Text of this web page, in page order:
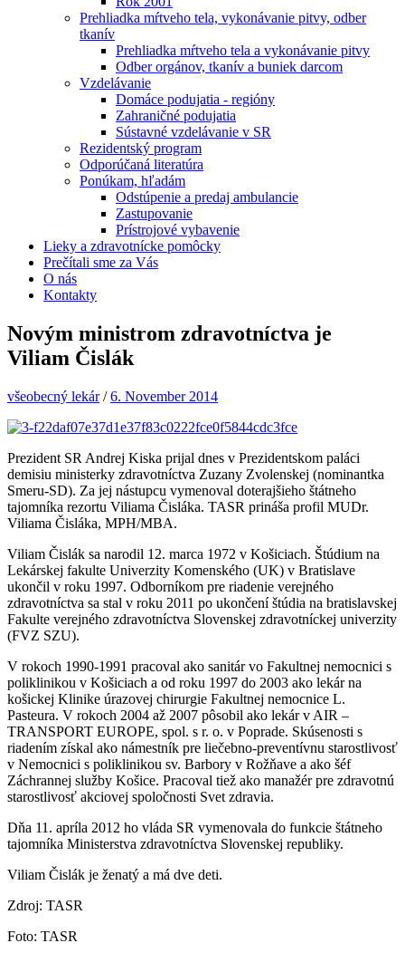
Prehliadka mŕtveho tela, vykonávanie pitvy, odber
tkanív
Prehliadka mŕtveho tela a vykonávanie pitvy
Odber orgánov, tkanív a buniek darcom
Vzdelávanie
Domáce podujatia - regióny
Zahraničné podujatia
Sústavné vzdelávanie v SR
Rezidentský program
Odporúčaná literatúra
Ponúkam, hľadám
Odstúpenie a predaj ambulancie
Zastupovanie
Prístrojové vybavenie
Lieky a zdravotnícke pomôcky
Prečítali sme za Vás
O nás
Kontakty
Novým ministrom zdravotníctva je
Viliam Čislák
všeobecný lekár/6. November 2014
Prezident SR Andrej Kiska prijal dnes v Prezidentskom paláci
demisiu ministerky zdravotníctva Zuzany Zvolenskej (nominantka
Smeru-SD). Za jej nástupcu vymenoval doterajšieho štátneho
tajomníka rezortu Viliama Čisláka. TASR prináša profil MUDr.
Viliama Čisláka, MPH/MBA.
Viliam Čislák sa narodil 12. marca 1972 v Košiciach. Štúdium na
Lekárskej fakulte Univerzity Komenského (UK) v Bratislave
ukončil v roku 1997. Odborníkom pre riadenie verejného
zdravotníctva sa stal v roku 2011 po ukončení štúdia na bratislavskej
Fakulte verejného zdravotníctva Slovenskej zdravotníckej univerzity
(FVZ SZU).
V rokoch 1990-1991 pracoval ako sanitár vo Fakultnej nemocnici s
poliklinikou v Košiciach a od roku 1997 do 2003 ako lekár na
košickej Klinike úrazovej chirurgie Fakultnej nemocnice L.
Pasteura. V rokoch 2004 až 2007 pôsobil ako lekár v AIR –
TRANSPORT EUROPE, spol. s r. o. v Poprade. Skúsenosti s
riadením získal ako námestník pre liečebno-preventívnu starostlivosť
v Nemocnici s poliklinikou sv. Barbory v Rožňave a ako šéf
Záchrannej služby Košice. Pracoval tiež ako manažér pre zdravotnú
starostlivosť akciovej spoločnosti Svet zdravia.
Dňa 11. apríla 2012 ho vláda SR vymenovala do funkcie štátneho
tajomníka Ministerstva zdravotníctva Slovenskej republiky.
Viliam Čislák je ženatý a má dve deti.
Zdroj: TASR
Foto: TASR